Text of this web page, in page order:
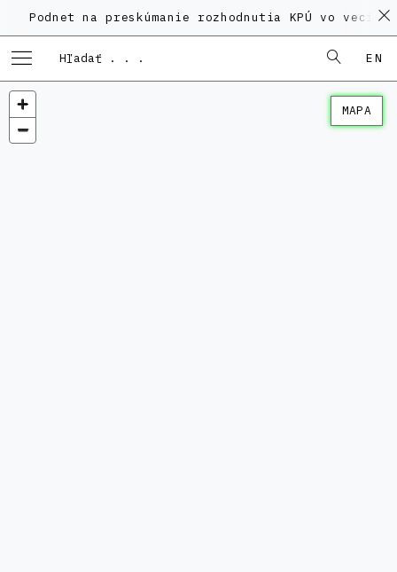
na preskúmanie rozhodnutia KPÚ vo veci
EN
MAPA